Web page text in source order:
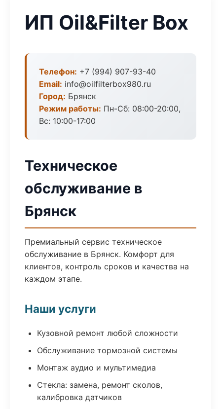
ИП Oil&Filter Box
Телефон: +7 (994) 907-93-40
Email: info@oilfilterbox980.ru
Город: Брянск
Режим работы: Пн-Сб: 08:00-20:00,
Вс: 10:00-17:00
Техническое
обслуживание в
Брянск
Премиальный сервис техническое
обслуживание в Брянск. Комфорт для
клиентов, контроль сроков и качества на
каждом этапе.
Наши услуги
Кузовной ремонт любой сложности
Обслуживание тормозной системы
Монтаж аудио и мультимедиа
Стекла: замена, ремонт сколов,
калибровка датчиков